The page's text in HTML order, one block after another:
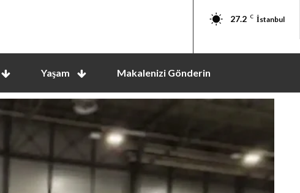
27.2 C İstanbul
Yaşam Makalenizi Gönderin